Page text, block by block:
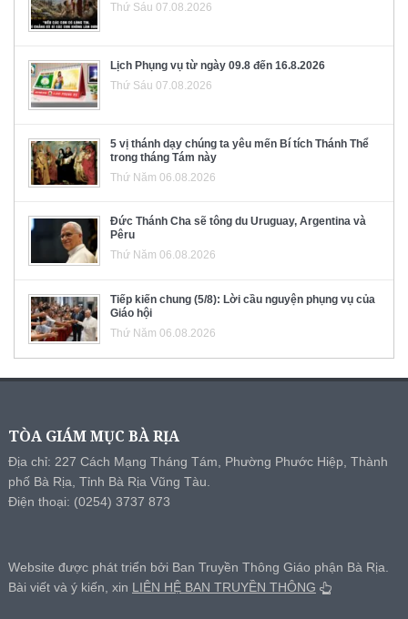
Thứ Sáu 07.08.2026
Lịch Phụng vụ từ ngày 09.8 đến 16.8.2026
Thứ Sáu 07.08.2026
5 vị thánh dạy chúng ta yêu mến Bí tích Thánh Thể
trong tháng Tám này
Thứ Năm 06.08.2026
Đức Thánh Cha sẽ tông du Uruguay, Argentina và
Pêru
Thứ Năm 06.08.2026
Tiếp kiến chung (5/8): Lời cầu nguyện phụng vụ của
Giáo hội
Thứ Năm 06.08.2026
TÒA GIÁM MỤC BÀ RỊA
Địa chỉ: 227 Cách Mạng Tháng Tám, Phường Phước Hiệp, Thành
phố Bà Rịa, Tỉnh Bà Rịa Vũng Tàu.
Điện thoại: (0254) 3737 873
Website được phát triển bởi Ban Truyền Thông Giáo phận Bà Rịa.
Bài viết và ý kiến, xin LIÊN HỆ BAN TRUYỀN THÔNG